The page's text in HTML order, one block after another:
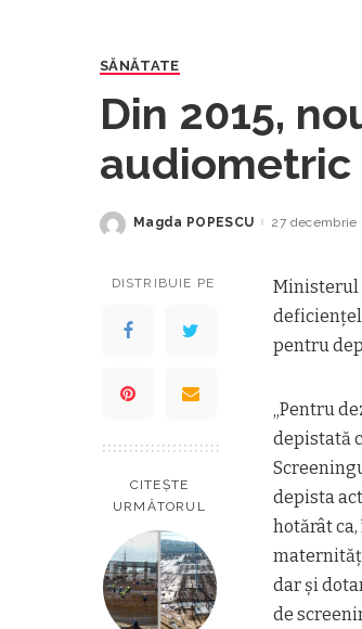
SĂNĂTATE
Din 2015,
audiometric
Posted
Magda POPESCU 27 decembrie
DISTRIBUIE PE
CITEȘTE
URMĂTORUL
Ministerul
pentru
„Pentru
depistată
depista
hotărât
dar și
de